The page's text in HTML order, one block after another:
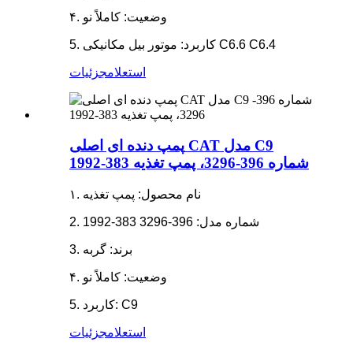
۴. وضعیت: کاملاً نو
5. کاربرد: موتور بیل مکانیکی C6.6 C6.4
استعلامجزئیات
پمپ دنده ای اصلی CAT مدل C9
شماره 396-3296، پمپ تغذیه 383-1992
۱. نام محصول: پمپ تغذیه
2. شماره مدل: 396-3296 383-1992
3. برند: گربه
۴. وضعیت: کاملاً نو
5. کاربرد: C9
استعلامجزئیات